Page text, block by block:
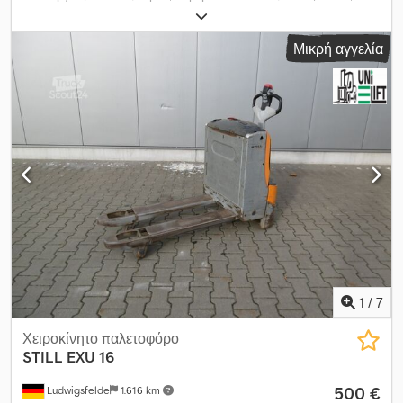
, διάσταση εμπρόσθιου ελαστικού:
βάρος:469 κιλ, συνολικό μήκος:1.800 χιλ., πρώτη ταξινόμηση:
, μέγιστο βάρος φόρτωσης: 1.600 κιλ
, μέγεθος ελαστικού:
Polyurethan Mono
, Πάνω από 200 περονοφόρα ανυψωτικά στην
ιστοσελίδα μας! Cedpoyu Ekijfx Aigsrf
Μικρή αγγελία
1 / 7
Ludwigsfelde 1.616 km
Χειροκίνητο παλετοφόρο
STILL EXU 16
500 €